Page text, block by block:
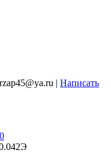
| Написать